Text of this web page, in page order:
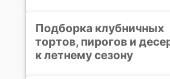
Подборка клубничных
тортов, пирогов и
к летнему сезону